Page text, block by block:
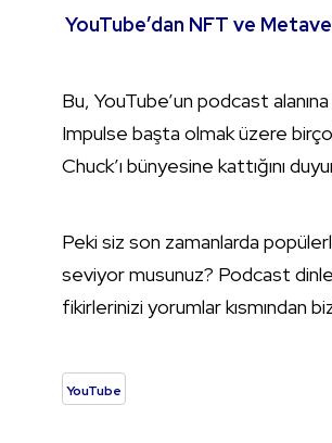
YouTube’dan NFT ve
Bu, YouTube’un podcast
Impulse başta olmak üzere
Chuck’ı bünyesine kattığını
Peki siz son zamanlarda
seviyor musunuz? Podcast
fikirlerinizi yorumlar kısmından
YouTube